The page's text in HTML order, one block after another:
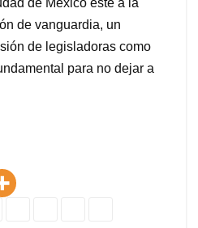
de México esté a la
de vanguardia, un
de legisladoras como
para no dejar a